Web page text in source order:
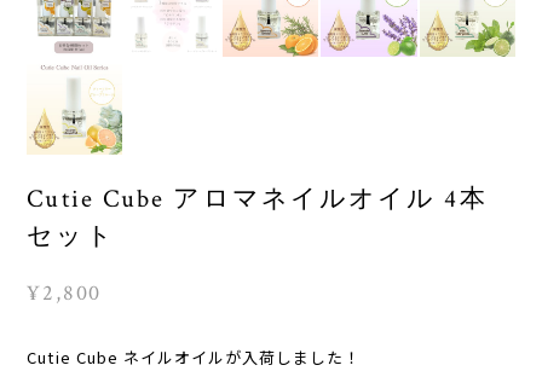
Cutie Cube アロマネイルオイル 4本
セット
¥2,800
Cutie Cube ネイルオイルが入荷しました！